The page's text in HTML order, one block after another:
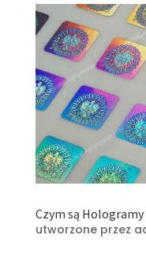
Czym są
utworzone przez